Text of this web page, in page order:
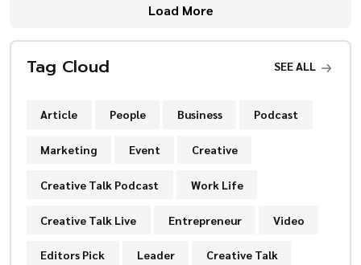
Load More
Tag Cloud SEE ALL
Article People Business Podcast
Marketing Event Creative
Creative Talk Podcast Work Life
Creative Talk Live Entrepreneur Video
Editors Pick Leader Creative Talk